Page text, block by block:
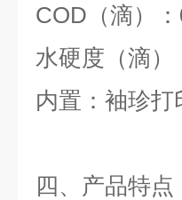
COD（滴）
水硬度（滴）
内置：袖珍
四、产品特点